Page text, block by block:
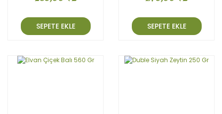
SEPETE EKLE SEPETE EKLE